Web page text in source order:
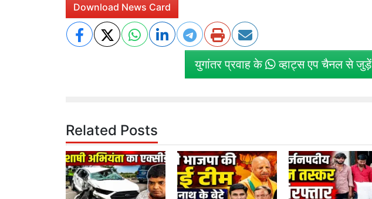
Download News Card
युगांतर प्रवाह के व्हाट्स एप चैनल से जुड़ें
Related Posts